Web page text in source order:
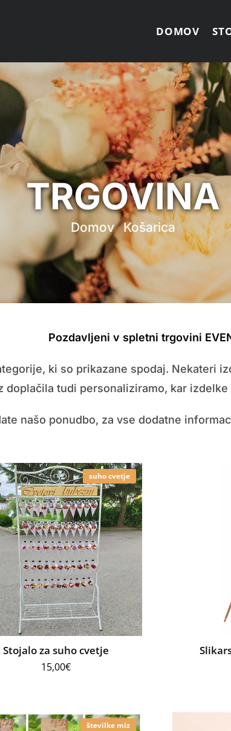
DOMOV
TRGOVINA
Domov Košarica
Pozdavljeni v spletni trgovini
ki so prikazane spodaj. Nekateri
doplačila tudi personaliziramo, kar
našo ponudbo, za vse dodatne
suho cvetje
Stojalo za suho cvetje
15,00€
številke miz